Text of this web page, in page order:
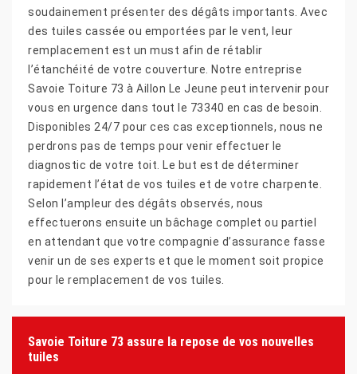
soudainement présenter des dégâts importants. Avec
des tuiles cassée ou emportées par le vent, leur
remplacement est un must afin de rétablir
l’étanchéité de votre couverture. Notre entreprise
Savoie Toiture 73 à Aillon Le Jeune peut intervenir pour
vous en urgence dans tout le 73340 en cas de besoin.
Disponibles 24/7 pour ces cas exceptionnels, nous ne
perdrons pas de temps pour venir effectuer le
diagnostic de votre toit. Le but est de déterminer
rapidement l’état de vos tuiles et de votre charpente.
Selon l’ampleur des dégâts observés, nous
effectuerons ensuite un bâchage complet ou partiel
en attendant que votre compagnie d’assurance fasse
venir un de ses experts et que le moment soit propice
pour le remplacement de vos tuiles.
Savoie Toiture 73 assure la repose de vos nouvelles
tuiles